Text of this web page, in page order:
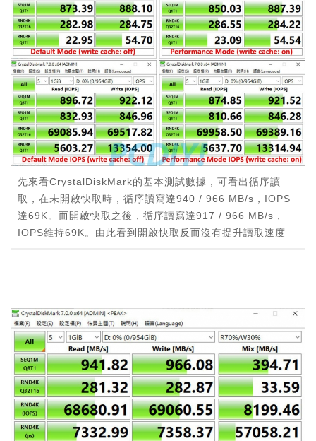
先來看CrystalDiskMark的基本測試數據，可看出循序讀
取，在未開啟快取時，循序讀寫達940 / 966 MB/s，IOPS
達69K。而開啟快取之後，循序讀寫達917 / 966 MB/s，
IOPS維持69K。由此看到開啟快取反而沒有提升讀取速度